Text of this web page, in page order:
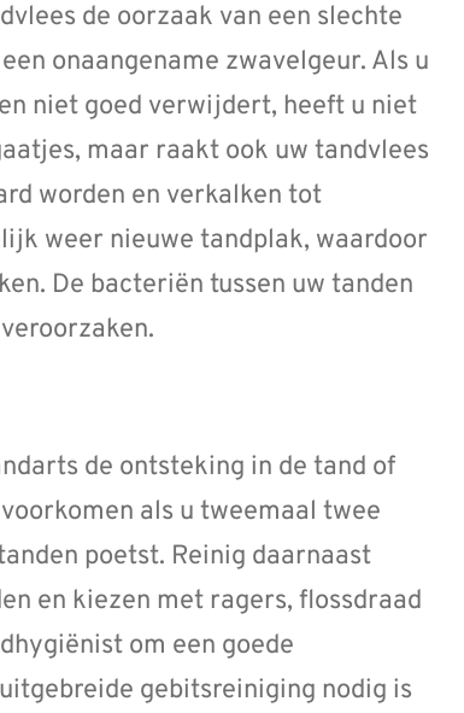
de oorzaak van een slechte
onaangename zwavelgeur. Als u
niet goed verwijdert, heeft u niet
maar raakt ook uw tandvlees
worden en verkalken tot
weer nieuwe tandplak, waardoor
De bacteriën tussen uw tanden
de ontsteking in de tand of
als u tweemaal twee
poetst. Reinig daarnaast
en kiezen met ragers, flossdraad
om een goede
gebitsreiniging nodig is